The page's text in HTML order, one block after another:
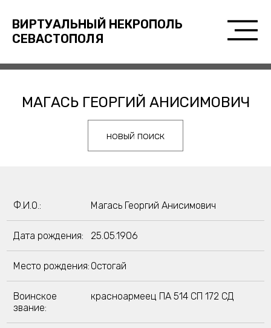
ВИРТУАЛЬНЫЙ НЕКРОПОЛЬ
СЕВАСТОПОЛЯ
МАГАСЬ ГЕОРГИЙ АНИСИМОВИЧ
новый поиск
Ф.И.О.: Магась Георгий Анисимович
Дата рождения: 25.05.1906
Место рождения: Остогай
Воинское
звание:
красноармеец ПА 514 СП 172 СД